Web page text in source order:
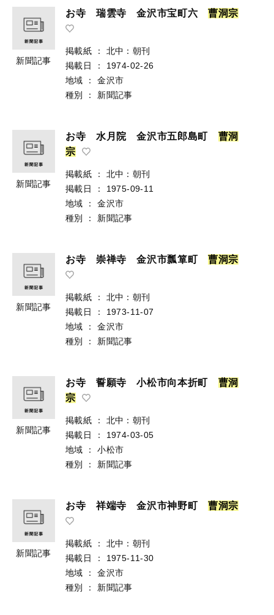
新聞記事
お寺 瑞雲寺 金沢市宝町六 曹洞宗
掲載紙 ：
北中：朝刊
掲載日
：
1974-02-26
地域
：
金沢市
種別
： 新聞記事
新聞記事
お寺 水月院 金沢市五郎島町 曹洞
宗
掲載紙 ：
北中：朝刊
掲載日
：
1975-09-11
地域
：
金沢市
種別
： 新聞記事
新聞記事
お寺 崇禅寺 金沢市瓢箪町 曹洞宗
掲載紙 ：
北中：朝刊
掲載日
：
1973-11-07
地域
：
金沢市
種別
： 新聞記事
新聞記事
お寺 誓願寺 小松市向本折町 曹洞
宗
掲載紙 ：
北中：朝刊
掲載日
：
1974-03-05
地域
：
小松市
種別
： 新聞記事
新聞記事
お寺 祥端寺 金沢市神野町 曹洞宗
掲載紙 ：
北中：朝刊
掲載日
：
1975-11-30
地域
：
金沢市
種別
： 新聞記事